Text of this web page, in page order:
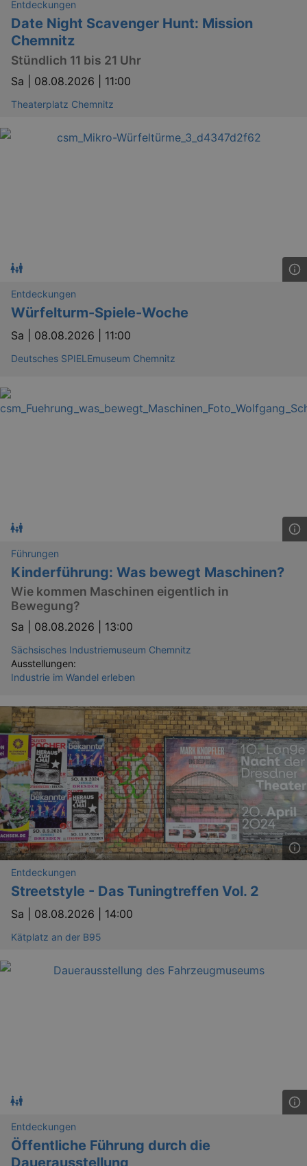
Entdeckungen
Date Night Scavenger Hunt: Mission
Chemnitz
Stündlich 11 bis 21 Uhr
Sa | 08.08.2026 | 11:00
Theaterplatz Chemnitz
Entdeckungen
Würfelturm-Spiele-Woche
Sa | 08.08.2026 | 11:00
Deutsches SPIELEmuseum Chemnitz
Führungen
Kinderführung: Was bewegt Maschinen?
Wie kommen Maschinen eigentlich in
Bewegung?
Sa | 08.08.2026 | 13:00
Sächsisches Industriemuseum Chemnitz
Ausstellungen:
Industrie im Wandel erleben
Entdeckungen
Streetstyle - Das Tuningtreffen Vol. 2
Sa | 08.08.2026 | 14:00
Kätplatz an der B95
Entdeckungen
Öffentliche Führung durch die
Dauerausstellung